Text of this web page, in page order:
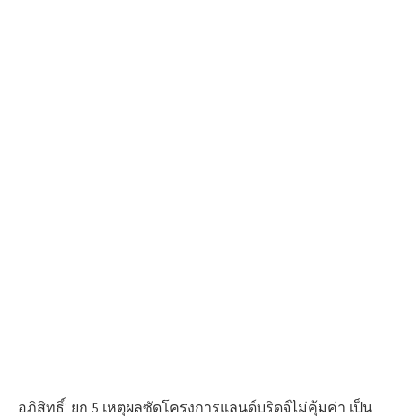
อภิสิทธิ์’ ยก 5 เหตุผลซัดโครงการแลนด์บริดจ์ไม่คุ้มค่า เป็น